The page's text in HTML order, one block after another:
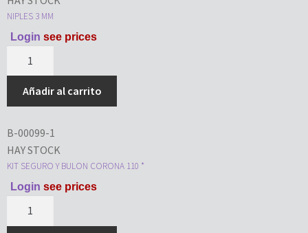
NIPLES 3 MM
Login see prices
Añadir al carrito
B-00099-1
HAY STOCK
KIT SEGURO Y BULON CORONA 110 *
Login see prices